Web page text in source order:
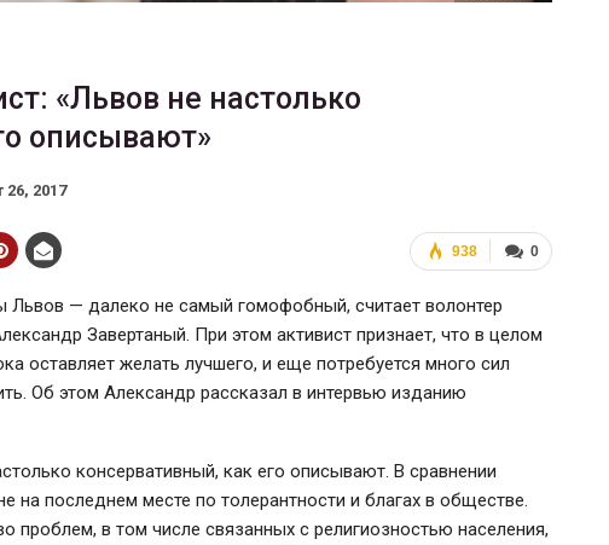
«Львов не настолько
описывают»
26, 2017
0
938
Львов — далеко не самый гомофобный, считает волонтер
Завертаный. При этом активист признает, что в целом
оставляет желать лучшего, и еще потребуется много сил
Об этом Александр рассказал в интервью изданию
консервативный, как его описывают. В сравнении
на последнем месте по толерантности и благах в обществе.
проблем, в том числе связанных с религиозностью населения,